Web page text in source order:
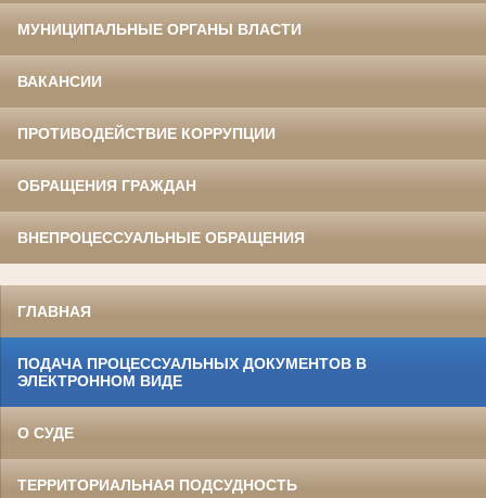
МУНИЦИПАЛЬНЫЕ ОРГАНЫ ВЛАСТИ
ВАКАНСИИ
ПРОТИВОДЕЙСТВИЕ КОРРУПЦИИ
ОБРАЩЕНИЯ ГРАЖДАН
ВНЕПРОЦЕССУАЛЬНЫЕ ОБРАЩЕНИЯ
ГЛАВНАЯ
ПОДАЧА ПРОЦЕССУАЛЬНЫХ ДОКУМЕНТОВ В
ЭЛЕКТРОННОМ ВИДЕ
О СУДЕ
ТЕРРИТОРИАЛЬНАЯ ПОДСУДНОСТЬ